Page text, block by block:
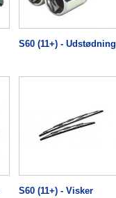
S60 (11+) - Udstødning
S60 (11+) - Visker